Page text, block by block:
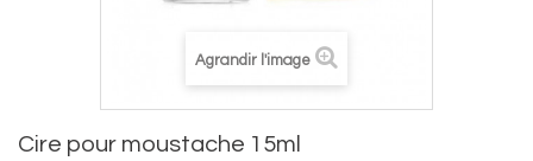
Agrandir l'image
Cire pour moustache 15ml